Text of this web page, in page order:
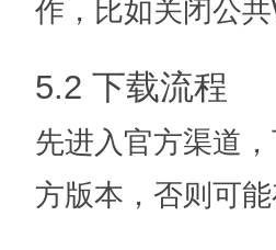
作，比如关闭公共
5.2 下载流程
先进入官方渠道
方版本，否则可能